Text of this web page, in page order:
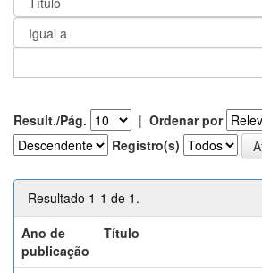
Result./Pág. | Ordenar por
Registro(s)
Resultado 1-1 de 1.
Ano de
publicação
Título